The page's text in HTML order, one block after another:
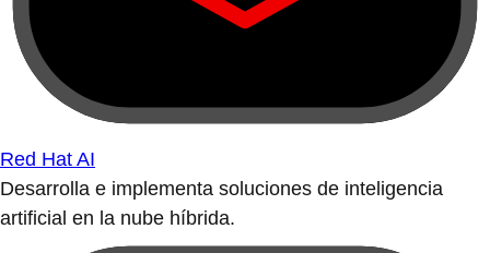
Red Hat AI
Desarrolla e implementa soluciones de inteligencia
artificial en la nube híbrida.